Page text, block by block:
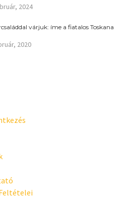
2024
várjuk: íme a fiatalos Toskana
2020